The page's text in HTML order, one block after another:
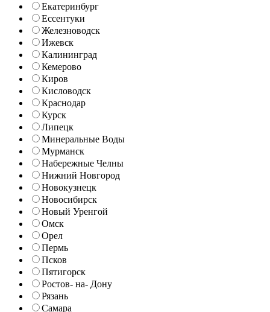
Екатеринбург
Ессентуки
Железноводск
Ижевск
Калининград
Кемерово
Киров
Кисловодск
Краснодар
Курск
Липецк
Минеральные Воды
Мурманск
Набережные Челны
Нижний Новгород
Новокузнецк
Новосибирск
Новый Уренгой
Омск
Орел
Пермь
Псков
Пятигорск
Ростов- на- Дону
Рязань
Самара